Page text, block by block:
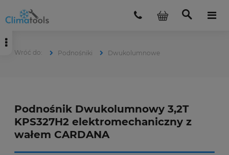
Podnośniki Dwukolumnowe
Podnośnik Dwukolumnowy 3,2T
KPS327H2 elektromechaniczny z
wałem CARDANA